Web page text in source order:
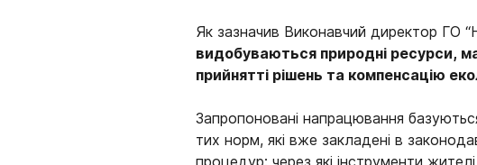
Як зазначив Виконавчий директор ГО
видобуваються природні ресурси,
прийнятті рішень та компенсацію
Запропоновані напрацювання
тих норм, які вже закладені в